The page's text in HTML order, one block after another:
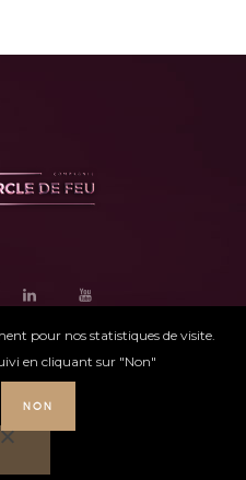
pour nos statistiques de visite.
en cliquant sur "Non"
NON